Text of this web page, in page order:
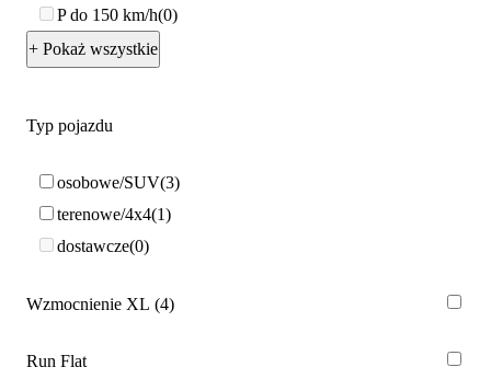
P do 150 km/h 0
+ Pokaż wszystkie
Typ pojazdu
osobowe/SUV 3
terenowe/4x4 1
dostawcze 0
Wzmocnienie XL 4
Run Flat